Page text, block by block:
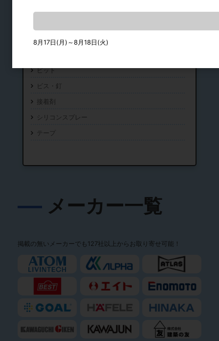
工具・ビス
地震対策用金物
ビット
ビス・釘
接着剤
シリコンスプレー
テープ
メーカー一覧
掲載の無いメーカーでも127社以上からお取り寄せ可能！
8月17日(月)～8月18日(火)